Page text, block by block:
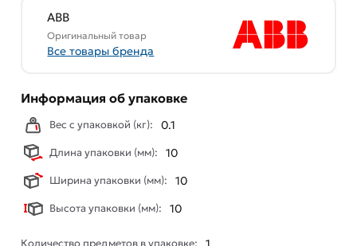
ABB
Оригинальный товар
Все товары бренда
Информация об упаковке
Вес с упаковкой (кг): 0.1
Длина упаковки (мм): 10
Ширина упаковки (мм): 10
Высота упаковки (мм): 10
Количество предметов в упаковке: